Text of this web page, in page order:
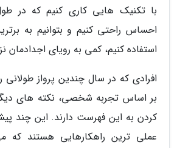
با تکنیک هایی کاری کنیم که در
احساس راحتی کنیم و بتوانیم به
استفاده کنیم، کمی به رویای اجدادمان
افرادی که در سال چندین پرواز طولانی
بر اساس تجربه شخصی، نکته های
کردن به این فهرست دارند. این چند
عملی ترین راهکارهایی هستند که